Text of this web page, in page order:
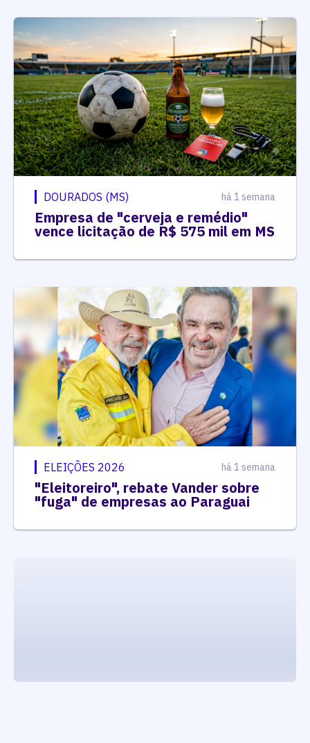
DOURADOS (MS) há 1 semana
Empresa de "cerveja e remédio"
vence licitação de R$ 575 mil em MS
ELEIÇÕES 2026 há 1 semana
"Eleitoreiro", rebate Vander sobre
"fuga" de empresas ao Paraguai